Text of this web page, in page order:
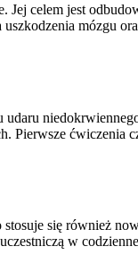
Jej celem jest
mózgu
Pierwsze ćwiczenia
się również
w